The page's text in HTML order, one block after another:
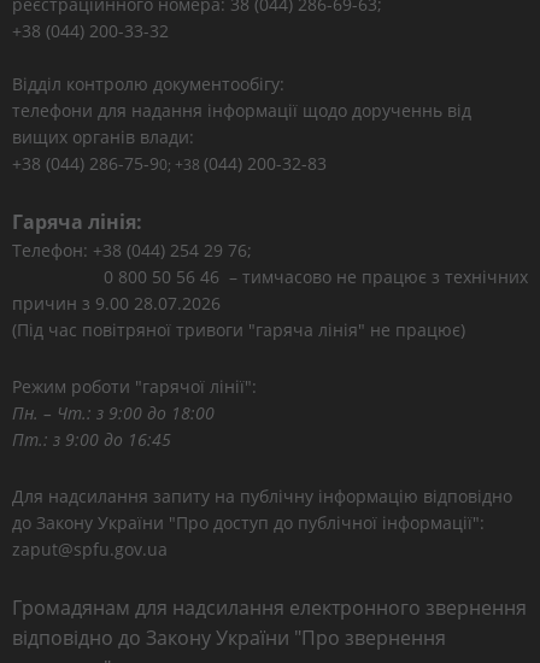
+38 (044) 200-33-32
Відділ контролю документообігу:
телефони для надання інформації щодо дорученнь від
вищих органів влади:
+38 (044) 286-75-90; +38 (044) 200-32-83
Гаряча лінія:
Телефон: +38 (044) 254 29 76;
0 800 50 56 46 – тимчасово не працює з технічних
причин з 9.00 28.07.2026
(Під час повітряної тривоги "гаряча лінія" не працює)
Режим роботи "гарячої лінії":
Пн. – Чт.: з 9:00 до 18:00
Пт.: з 9:00 до 16:45
Для надсилання запиту на публічну інформацію відповідно
до Закону України "Про доступ до публічної інформації":
zaput@spfu.gov.ua
Громадянам для надсилання електронного звернення
відповідно до Закону України "Про звернення